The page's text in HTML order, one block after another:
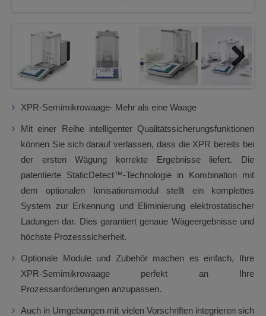
Next
XPR-Semimikrowaage- Mehr als eine Waage
Mit einer Reihe intelligenter Qualitätssicherungsfunktionen
können Sie sich darauf verlassen, dass die XPR bereits bei
der ersten Wägung korrekte Ergebnisse liefert. Die
patentierte StaticDetect™-Technologie in Kombination mit
dem optionalen Ionisationsmodul stellt ein komplettes
System zur Erkennung und Eliminierung elektrostatischer
Ladungen dar. Dies garantiert genaue Wägeergebnisse und
höchste Prozesssicherheit.
Optionale Module und Zubehör machen es einfach, Ihre
XPR-Semimikrowaage perfekt an Ihre
Prozessanforderungen anzupassen.
Auch in Umgebungen mit vielen Vorschriften integrieren sich